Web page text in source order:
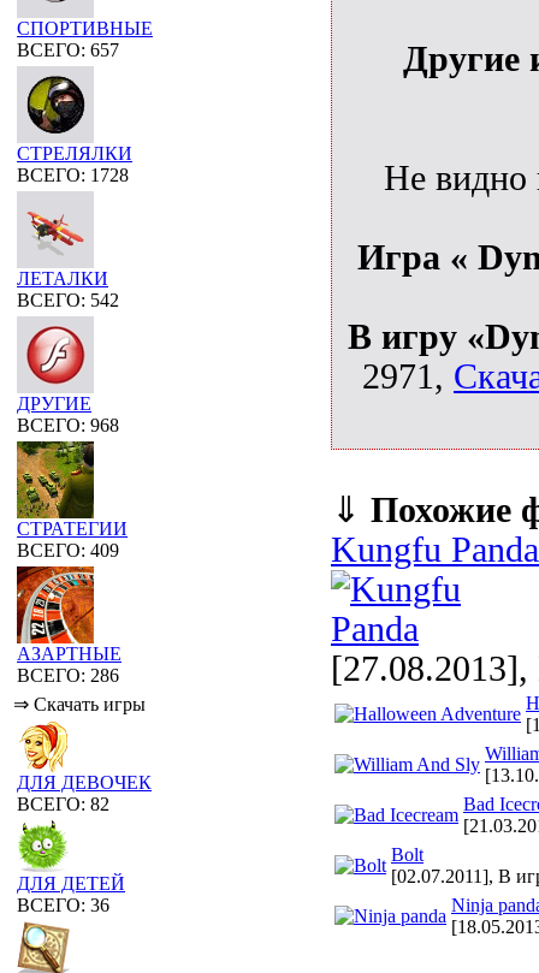
СПОРТИВНЫЕ
ВСЕГО: 657
СТРЕЛЯЛКИ
ВСЕГО: 1728
ЛЕТАЛКИ
ВСЕГО: 542
ДРУГИЕ
ВСЕГО: 968
СТРАТЕГИИ
ВСЕГО: 409
АЗАРТНЫЕ
ВСЕГО: 286
⇒ Скачать игры
ДЛЯ ДЕВОЧЕК
ВСЕГО: 82
ДЛЯ ДЕТЕЙ
ВСЕГО: 36
Не видно
Игра «
В игру
2971,
⇓ Похожие
Kungfu Panda
[27.08.2013],
Bad
Bolt
[02.07.2011], В
Ninja